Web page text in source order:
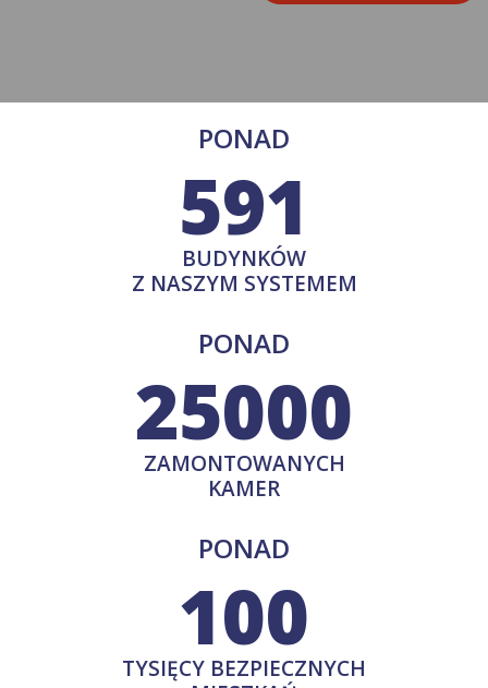
PONAD
591
BUDYNKÓW
Z NASZYM SYSTEMEM
PONAD
25000
ZAMONTOWANYCH
KAMER
PONAD
100
TYSIĘCY BEZPIECZNYCH